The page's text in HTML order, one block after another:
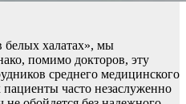
халатах», мы
помимо докторов, эту
среднего медицинского
пациенты часто незаслуженно